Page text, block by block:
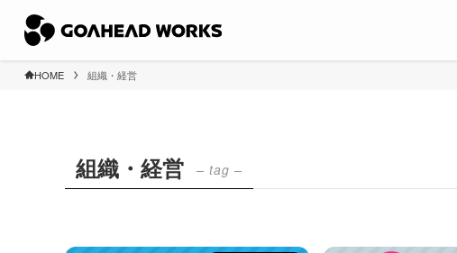
HOME 組織・経営
組織・経営 – tag –